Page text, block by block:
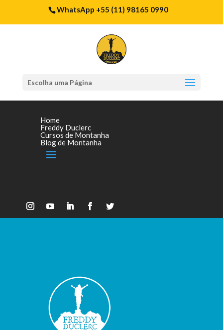
WhatsApp +55 (11) 98165 0990
Escolha uma Página
Home
Freddy Duclerc
Cursos de Montanha
Blog de Montanha